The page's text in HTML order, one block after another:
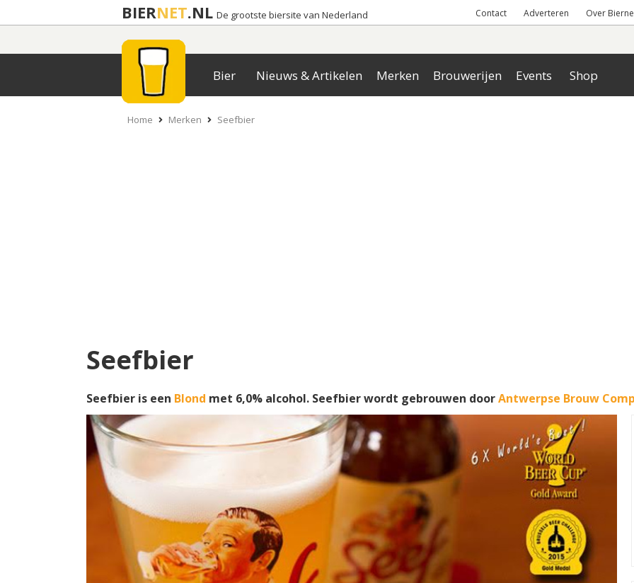
BIERNET.NL De grootste biersite van Nederland Contact Adverteren Over
Bier Nieuws & Artikelen Merken Brouwerijen Events Shop
Home Merken Seefbier
Seefbier
Seefbier is een Blond met 6,0% alcohol. Seefbier wordt gebrouwen doorAntwerpse Brouw